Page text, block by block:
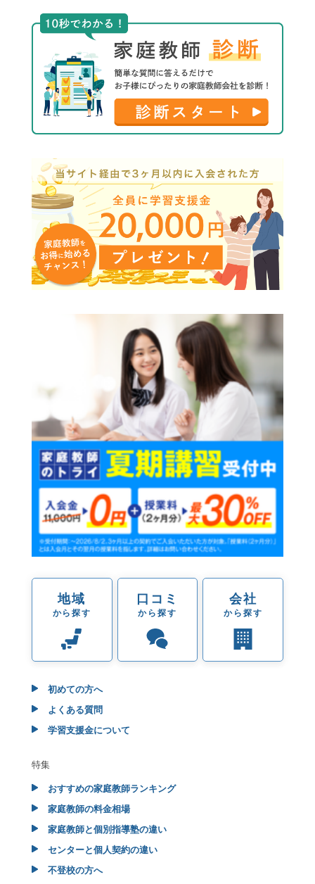
地域
から探す
口コミ
から探す
会社
から探す
初めての方へ
よくある質問
学習支援金について
特集
おすすめの家庭教師ランキング
家庭教師の料金相場
家庭教師と個別指導塾の違い
センターと個人契約の違い
不登校の方へ